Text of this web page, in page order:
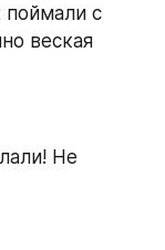
поймали с
веская
Не